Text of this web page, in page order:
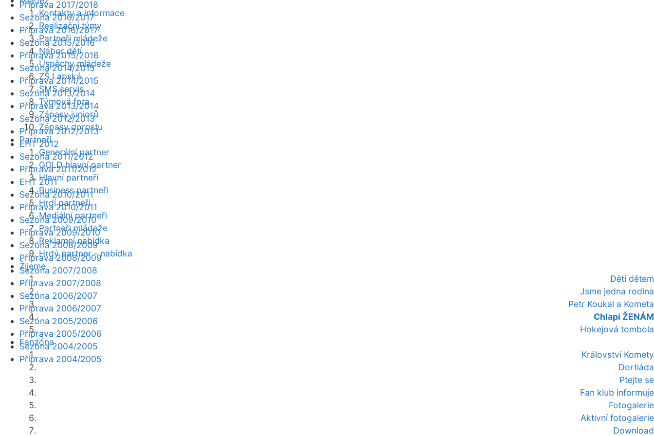
Kontakty a informace
Realizační týmy
Partneři mládeže
Nábor dětí
Úspěchy mládeže
ZŠ Labská
SMS servis
Týmová fota
Zápasy juniorů
Zápasy dorostu
Partneři
Generální partner
GOLD hlavní partner
Hlavní partneři
Business partneři
Hrdí partneři
Mediální partneři
Partneři mládeže
Reklamní nabídka
Hrdý partner - nabídka
Žijeme
Děti dětem
Jsme jedna rodina
Petr Koukal a Kometa
Chlapi ŽENÁM
Hokejová tombola
Fanzóna
Království Komety
Dortiáda
Ptejte se
Fan klub informuje
Fotogalerie
Aktivní fotogalerie
Download
Příprava 2017/2018
Sezóna 2016/2017
Příprava 2016/2017
Sezóna 2015/2016
Příprava 2015/2016
Sezóna 2014/2015
Příprava 2014/2015
Sezóna 2013/2014
Příprava 2013/2014
Sezóna 2012/2013
Příprava 2012/2013
EHT 2012
Sezóna 2011/2012
Příprava 2011/2012
EHT 2011
Sezóna 2010/2011
Příprava 2010/2011
Sezóna 2009/2010
Příprava 2009/2010
Sezóna 2008/2009
Příprava 2008/2009
Sezóna 2007/2008
Příprava 2007/2008
Sezóna 2006/2007
Příprava 2006/2007
Sezóna 2005/2006
Příprava 2005/2006
Sezóna 2004/2005
Příprava 2004/2005